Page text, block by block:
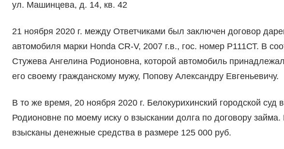
ул. Машинцева, д. 14, кв. 42
21 ноября 2020 г. между Ответчиками был заключен договор
автомобиля марки Honda CR-V, 2007 г.в., гос. номер Р111СТ. В
Стужева Ангелина Родионовна, которой автомобиль
его своему гражданскому мужу, Попову Александру Евгеньевичу.
В то же время, 20 ноября 2020 г. Белокурихинский городской
Родионовне по моему иску о взыскании долга по договору
взысканы денежные средства в размере 125 000 руб.